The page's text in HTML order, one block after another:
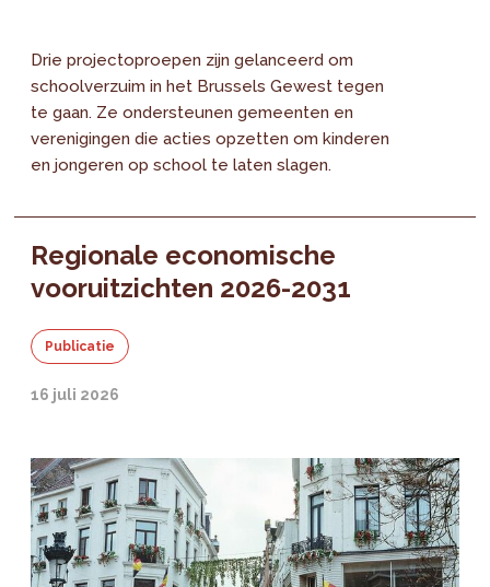
Drie projectoproepen zijn gelanceerd om
schoolverzuim in het Brussels Gewest tegen
te gaan. Ze ondersteunen gemeenten en
verenigingen die acties opzetten om kinderen
en jongeren op school te laten slagen.
Regionale economische
vooruitzichten 2026-2031
Publicatie
16 juli 2026